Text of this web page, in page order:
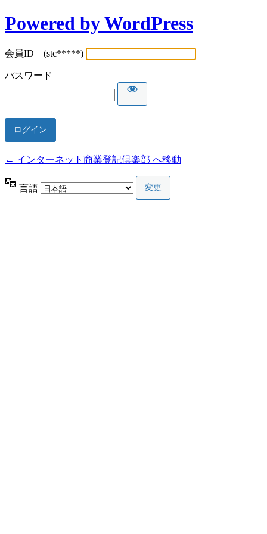
Powered by WordPress
会員ID (stc*****)
パスワード
← インターネット商業登記倶楽部 へ移動
言語